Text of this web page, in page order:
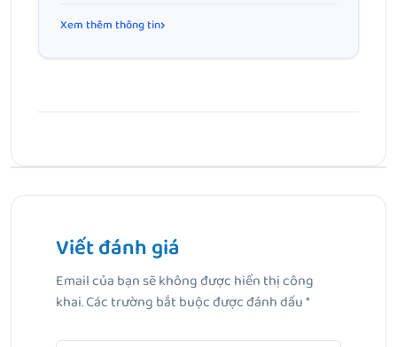
Xem thêm thông tin
Mang thai bị ngứa khắp người – Nguyên nhân, biểu hiện
Bài Tiếp Theo
Bé bị nổi mẩn đỏ ở bụng: Nguyên nhân, dấu hiệu, chăm
sóc và phòng ngừa
Viết đánh giá
Email của bạn sẽ không được hiển thị công
khai.Các trường bắt buộc được đánh dấu*